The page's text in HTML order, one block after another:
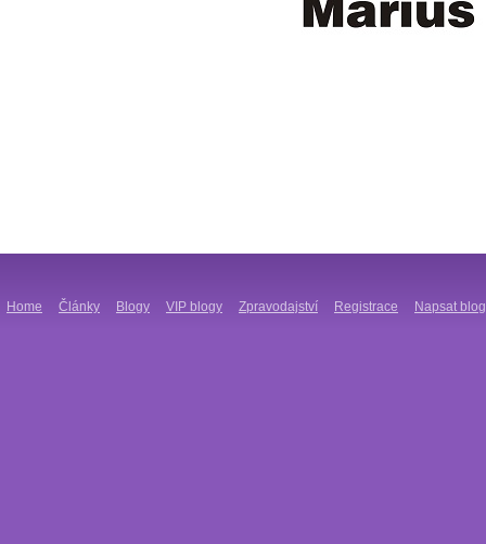
Home Články Blogy VIP blogy Zpravodajství Registrace Napsat blog